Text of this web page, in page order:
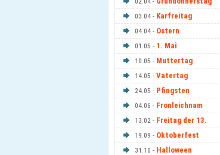
03.04 - Karfreitag
04.04 - Ostern
01.05 - 1. Mai
10.05 - Muttertag
14.05 - Vatertag
24.05 - Pfingsten
04.06 - Fronleichnam
13.02 - Freitag der 13.
19.09 - Oktoberfest
31.10 - Halloween